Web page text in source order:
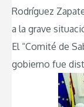
Rodríguez
a la grave
El “Comité de
gobierno fue